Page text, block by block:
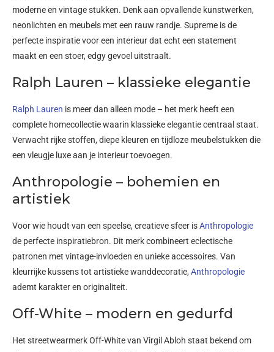
moderne en vintage stukken. Denk aan opvallende kunstwerken,
neonlichten en meubels met een rauw randje. Supreme is de
perfecte inspiratie voor een interieur dat echt een statement
maakt en een stoer, edgy gevoel uitstraalt.
Ralph Lauren – klassieke elegantie
Ralph Lauren is meer dan alleen mode – het merk heeft een
complete homecollectie waarin klassieke elegantie centraal staat.
Verwacht rijke stoffen, diepe kleuren en tijdloze meubelstukken die
een vleugje luxe aan je interieur toevoegen.
Anthropologie – bohemien en
artistiek
Voor wie houdt van een speelse, creatieve sfeer isAnthropologie
de perfecte inspiratiebron. Dit merk combineert eclectische
patronen met vintage-invloeden en unieke accessoires. Van
kleurrijke kussens tot artistieke wanddecoratie, Anthropologie
ademt karakter en originaliteit.
Off-White – modern en gedurfd
Het streetwearmerk Off-White van Virgil Abloh staat bekend om